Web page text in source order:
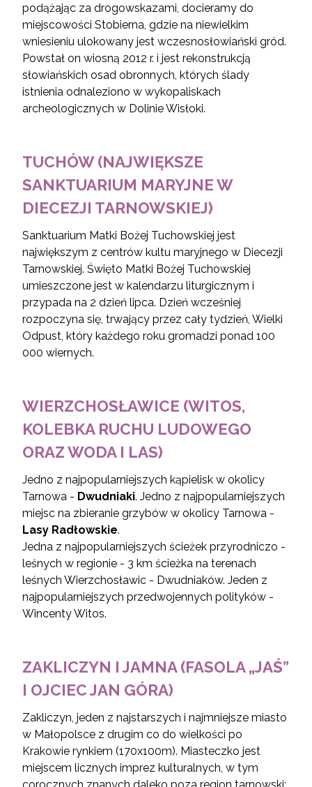
podążając za drogowskazami, docieramy do
miejscowości Stobierna, gdzie na niewielkim
wniesieniu ulokowany jest wczesnosłowiański gród.
Powstał on wiosną 2012 r. i jest rekonstrukcją
słowiańskich osad obronnych, których ślady
istnienia odnaleziono w wykopaliskach
archeologicznych w Dolinie Wisłoki.
TUCHÓW (NAJWIĘKSZE
SANKTUARIUM MARYJNE W
DIECEZJI TARNOWSKIEJ)
Sanktuarium Matki Bożej Tuchowskiej jest
największym z centrów kultu maryjnego w Diecezji
Tarnowskiej. Święto Matki Bożej Tuchowskiej
umieszczone jest w kalendarzu liturgicznym i
przypada na 2 dzień lipca. Dzień wcześniej
rozpoczyna się, trwający przez cały tydzień, Wielki
Odpust, który każdego roku gromadzi ponad 100
000 wiernych.
WIERZCHOSŁAWICE (WITOS,
KOLEBKA RUCHU LUDOWEGO
ORAZ WODA I LAS)
Jedno z najpopularniejszych kąpielisk w okolicy
Tarnowa - Dwudniaki. Jedno z najpopularniejszych
miejsc na zbieranie grzybów w okolicy Tarnowa -
Lasy Radłowskie.
Jedna z najpopularniejszych ścieżek przyrodniczo -
leśnych w regionie - 3 km ścieżka na terenach
leśnych Wierzchosławic - Dwudniaków. Jeden z
najpopularniejszych przedwojennych polityków -
Wincenty Witos.
ZAKLICZYN I JAMNA (FASOLA „JAŚ”
I OJCIEC JAN GÓRA)
Zakliczyn, jeden z najstarszych i najmniejsze miasto
w Małopolsce z drugim co do wielkości po
Krakowie rynkiem (170x100m). Miasteczko jest
miejscem licznych imprez kulturalnych, w tym